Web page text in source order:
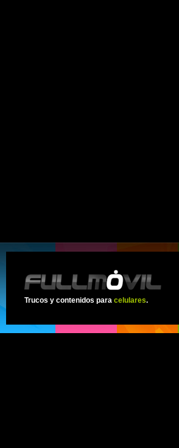
Trucos y contenidos para celulares.